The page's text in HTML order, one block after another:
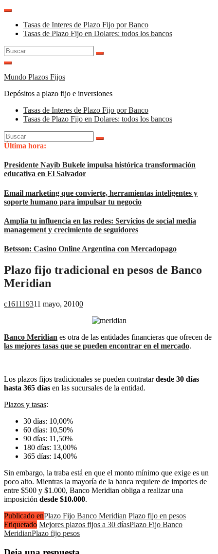
Saltar
contenidoTasas de Interes de Plazo Fijo por Banco
Tasas de Plazo Fijo en Dolares: todos los bancos
Buscar:
Mundo Plazos Fijos
Depósitos a plazo fijo e inversiones
Tasas de Interes de Plazo Fijo por Banco
Tasas de Plazo Fijo en Dolares: todos los bancos
Buscar:
Última hora:
Presidente Nayib Bukele impulsa histórica transformación
educativa en El Salvador
Email marketing que convierte, herramientas inteligentes y
soporte humano para impulsar tu negocio
Amplía tu influencia en las redes: Servicios de social media
management y crecimiento de seguidores
Betsson: Casino Online Argentina con Mercadopago
Plazo fijo tradicional en pesos de Banco
Meridian
c161119311 mayo, 20100
Banco Meridian es otra de las entidades financieras que ofrecen de
las mejores tasas que se pueden encontrar en el mercado.
Los plazos fijos tradicionales se pueden contratardesde 30 días
hasta 365 días en las sucursales de la entidad.
Plazos y tasas:
30 días: 10,00%
60 días: 10,50%
90 días: 11,50%
180 días: 13,00%
365 días: 14,00%
Sin embargo, la traba está en que el monto mínimo que exige es un
poco alto. Mientras la mayoría de la banca requiere de importes de
entre $500 y $1.000, Banco Meridian obliga a realizar una
imposición desde $10.000.
Publicado enPlazo Fijo Banco Meridian Plazo fijo en pesos
Etiquetado Mejores plazos fijos a 30 díasPlazo Fijo Banco
MeridianPlazo fijo pesos